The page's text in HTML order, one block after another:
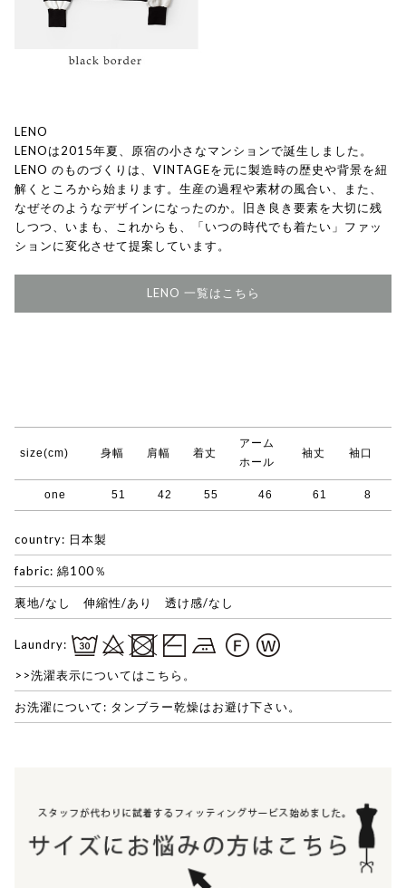
LENO
LENOは2015年夏、原宿の小さなマンションで誕生しました。
LENO のものづくりは、VINTAGEを元に製造時の歴史や背景を紐
解くところから始まります。生産の過程や素材の風合い、また、
なぜそのようなデザインになったのか。旧き良き要素を大切に残
しつつ、いまも、これからも、「いつの時代でも着たい」ファッ
ションに変化させて提案しています。
LENO 一覧はこちら
size(cm) 身幅 肩幅 着丈
アーム
ホール
袖丈 袖口
one 51 42 55 46 61 8
country: 日本製
fabric: 綿100％
裏地/なし 伸縮性/あり 透け感/なし
Laundry:
>>洗濯表示についてはこちら。
お洗濯について: タンブラー乾燥はお避け下さい。